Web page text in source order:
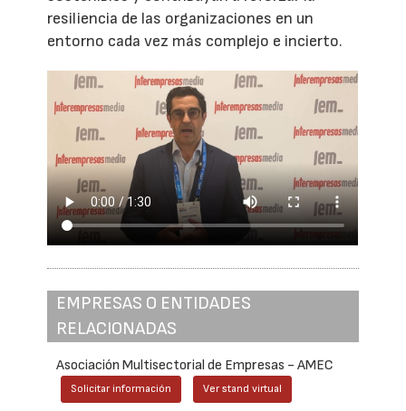
resiliencia de las organizaciones en un
entorno cada vez más complejo e incierto.
EMPRESAS O ENTIDADES
RELACIONADAS
Asociación Multisectorial de Empresas - AMEC
Solicitar información Ver stand virtual